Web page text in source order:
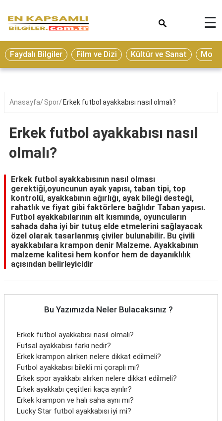
Eğitim
Ekonomi
Seyahat
Oyun
Yaşam
Hukuk
Blog
☰
Faydalı Bilgiler Film ve Dizi Kültür ve Sanat
Anasayfa Spor Erkek futbol ayakkabısı nasıl olmalı?
Erkek futbol ayakkabısı nasıl
olmalı?
Erkek futbol ayakkabısının nasıl olması
gerektiği,oyuncunun ayak yapısı, taban tipi, top
kontrolü, ayakkabının ağırlığı, ayak bileği desteği,
rahatlık ve fiyat gibi faktörlere bağlıdır Taban yapısı.
Futbol ayakkabılarının alt kısmında, oyuncuların
sahada daha iyi bir tutuş elde etmelerini sağlayacak
özel olarak tasarlanmış çiviler bulunabilir. Bu çivili
ayakkabılara krampon denir Malzeme. Ayakkabının
malzeme kalitesi hem konfor hem de dayanıklılık
açısından belirleyicidir
Bu Yazımızda Neler Bulacaksınız ?
Erkek futbol ayakkabısı nasıl olmalı?
Futsal ayakkabısı farkı nedir?
Erkek krampon alırken nelere dikkat edilmeli?
Futbol ayakkabısı bilekli mi çoraplı mı?
Erkek spor ayakkabı alırken nelere dikkat edilmeli?
Erkek ayakkabı çeşitleri kaça ayrılır?
Erkek krampon ve halı saha aynı mı?
Lucky Star futbol ayakkabısı iyi mi?